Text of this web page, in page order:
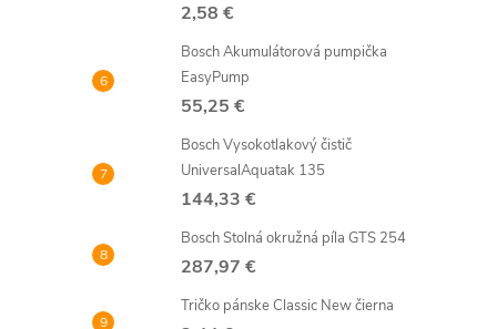
2,58 €
Bosch Akumulátorová pumpička
EasyPump
55,25 €
Bosch Vysokotlakový čistič
UniversalAquatak 135
144,33 €
Bosch Stolná okružná píla GTS 254
287,97 €
Tričko pánske Classic New čierna